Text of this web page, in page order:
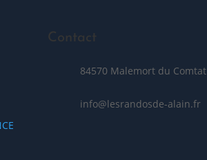
Contact
84570 Malemort du Comtat
info@lesrandosde-alain.fr